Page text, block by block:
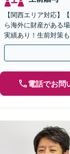
【関西エリア対応】
ら海外に財産がある
実績あり！生前対策
全個室】
電話でお問